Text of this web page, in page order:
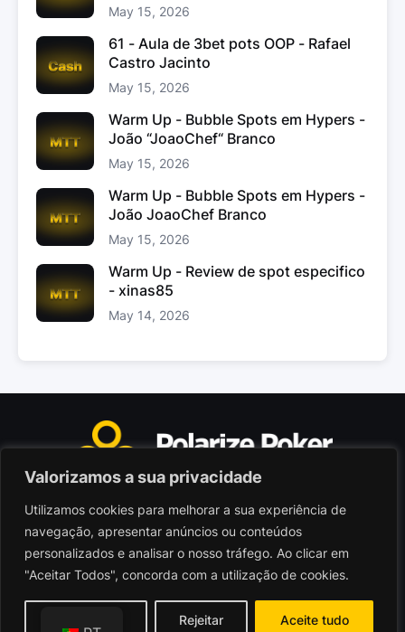
Valorizamos a sua privacidade
Utilizamos cookies para melhorar a sua experiência de
navegação, apresentar anúncios ou conteúdos
personalizados e analisar o nosso tráfego. Ao clicar em
"Aceitar Todos", concorda com a utilização de cookies.
Rejeitar Aceite tudo
May 15, 2026
61 - Aula de 3bet pots OOP - Rafael
Castro Jacinto
May 15, 2026
Warm Up - Bubble Spots em Hypers -
João “JoaoChef“ Branco
May 15, 2026
Warm Up - Bubble Spots em Hypers -
João JoaoChef Branco
May 15, 2026
Warm Up - Review de spot especifico
- xinas85
May 14, 2026
Polarize Poker Limited, Malta
Sociedade comercial registada sob n.º C103402
© 2026 - Polarize Poker
Termos de Utilização